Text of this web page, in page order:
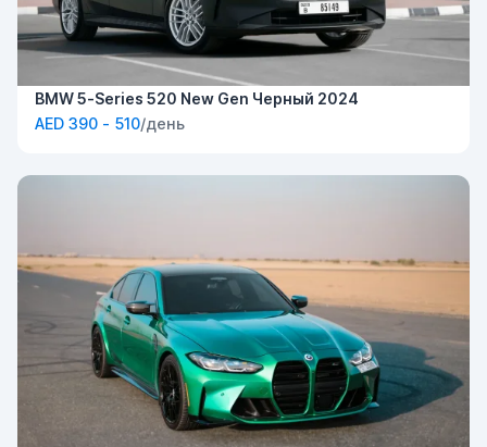
BMW 5-Series 520 New Gen Черный 2024
AED 390 - 510/день